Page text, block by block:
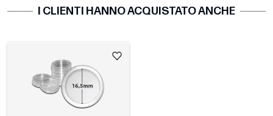
I CLIENTI HANNO ACQUISTATO ANCHE